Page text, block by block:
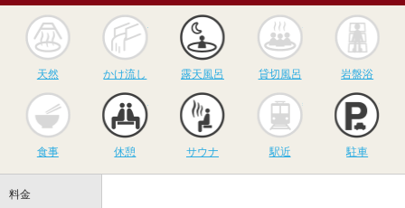
天然
かけ流し
かけ流し
露天風呂
露天風呂
貸切風呂
貸切風呂 岩盤浴
食事 休憩
サウナ
サウナ 駅近 駐車
料金